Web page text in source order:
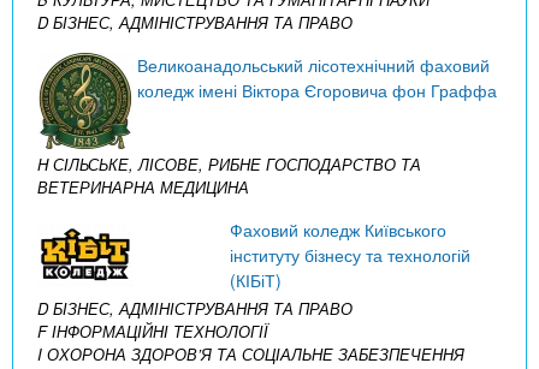
D БІЗНЕС, АДМІНІСТРУВАННЯ ТА ПРАВО
Великоанадольський лісотехнічний фаховий
коледж імені Віктора Єгоровича фон Граффа
H СІЛЬСЬКЕ, ЛІСОВЕ, РИБНЕ ГОСПОДАРСТВО ТА
ВЕТЕРИНАРНА МЕДИЦИНА
Фаховий коледж Київського
інституту бізнесу та технологій
(КІБіТ)
D БІЗНЕС, АДМІНІСТРУВАННЯ ТА ПРАВО
F ІНФОРМАЦІЙНІ ТЕХНОЛОГІЇ
I ОХОРОНА ЗДОРОВ’Я ТА СОЦІАЛЬНЕ ЗАБЕЗПЕЧЕННЯ